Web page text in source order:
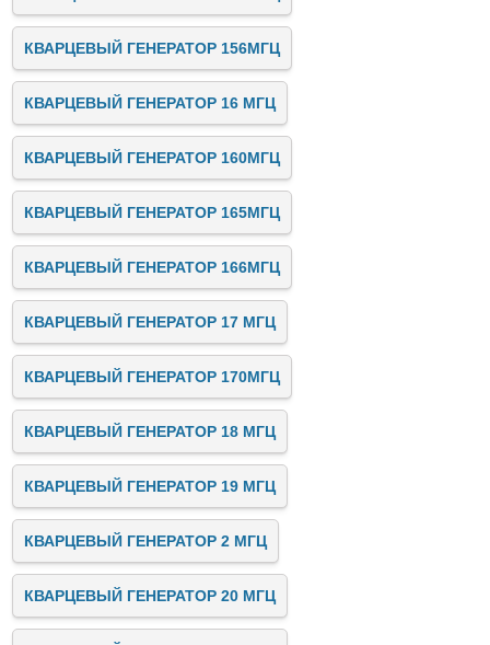
КВАРЦЕВЫЙ ГЕНЕРАТОР 156МГЦ
КВАРЦЕВЫЙ ГЕНЕРАТОР 16 МГЦ
КВАРЦЕВЫЙ ГЕНЕРАТОР 160МГЦ
КВАРЦЕВЫЙ ГЕНЕРАТОР 165МГЦ
КВАРЦЕВЫЙ ГЕНЕРАТОР 166МГЦ
КВАРЦЕВЫЙ ГЕНЕРАТОР 17 МГЦ
КВАРЦЕВЫЙ ГЕНЕРАТОР 170МГЦ
КВАРЦЕВЫЙ ГЕНЕРАТОР 18 МГЦ
КВАРЦЕВЫЙ ГЕНЕРАТОР 19 МГЦ
КВАРЦЕВЫЙ ГЕНЕРАТОР 2 МГЦ
КВАРЦЕВЫЙ ГЕНЕРАТОР 20 МГЦ